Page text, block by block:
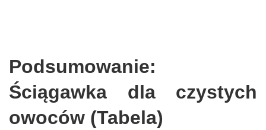
Podsumowanie:
Ściągawka dla czystych
owoców (Tabela)